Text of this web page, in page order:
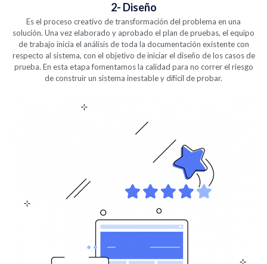
2- Diseño
Es el proceso creativo de transformación del problema en una
solución. Una vez elaborado y aprobado el plan de pruebas, el equipo
de trabajo inicia el análisis de toda la documentación existente con
respecto al sistema, con el objetivo de iniciar el diseño de los casos de
prueba. En esta etapa fomentamos la calidad para no correr el riesgo
de construir un sistema inestable y difícil de probar.